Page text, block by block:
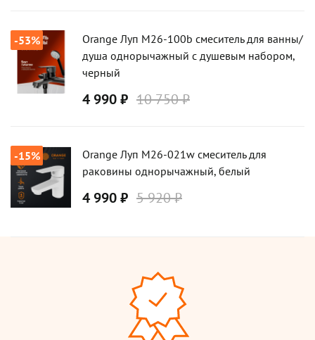
-53%
Orange Луп M26-100b смеситель для ванны/
душа однорычажный с душевым набором,
черный
4 990 ₽ 10 750 ₽
-15%
Orange Луп M26-021w смеситель для
раковины однорычажный, белый
4 990 ₽ 5 920 ₽